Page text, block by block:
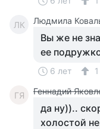
ЛК Людмила
Вы же не
ее
6 лет 1
ГЯ Геннадий
да ну))..
холостой